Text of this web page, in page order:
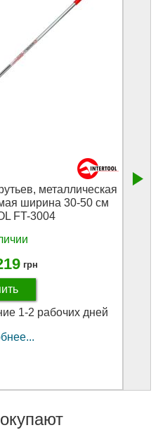
металлическая
ширина 30-50 см
FT-3004
грн
1-2 рабочих дней